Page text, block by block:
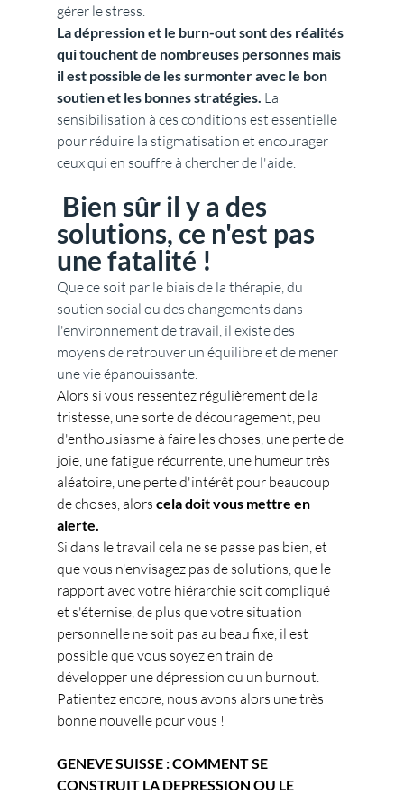
gérer le stress.
La dépression et le burn-out sont des réalités
qui touchent de nombreuses personnes mais
il est possible de les surmonter avec le bon
soutien et les bonnes stratégies. La
sensibilisation à ces conditions est essentielle
pour réduire la stigmatisation et encourager
ceux qui en souffre à chercher de l'aide.
solutions, ce n'est pas
une fatalité !
Que ce soit par le biais de la thérapie, du
soutien social ou des changements dans
l'environnement de travail, il existe des
moyens de retrouver un équilibre et de mener
une vie épanouissante.
Alors si vous ressentez régulièrement de la
tristesse, une sorte de découragement, peu
d'enthousiasme à faire les choses, une perte de
joie, une fatigue récurrente, une humeur très
aléatoire, une perte d'intérêt pour beaucoup
de choses, alors cela doit vous mettre en
alerte.
Si dans le travail cela ne se passe pas bien, et
que vous n'envisagez pas de solutions, que le
rapport avec votre hiérarchie soit compliqué
et s'éternise, de plus que votre situation
personnelle ne soit pas au beau fixe, il est
possible que vous soyez en train de
développer une dépression ou un burnout.
Patientez encore, nous avons alors une très
bonne nouvelle pour vous !
GENEVE SUISSE : COMMENT SE
CONSTRUIT LA DEPRESSION OU LE